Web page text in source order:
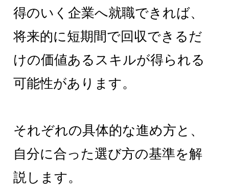
得のいく企業へ就職できれば、
将来的に短期間で回収できるだ
けの価値あるスキルが得られる
可能性があります。
それぞれの具体的な進め方と、
自分に合った選び方の基準を解
説します。